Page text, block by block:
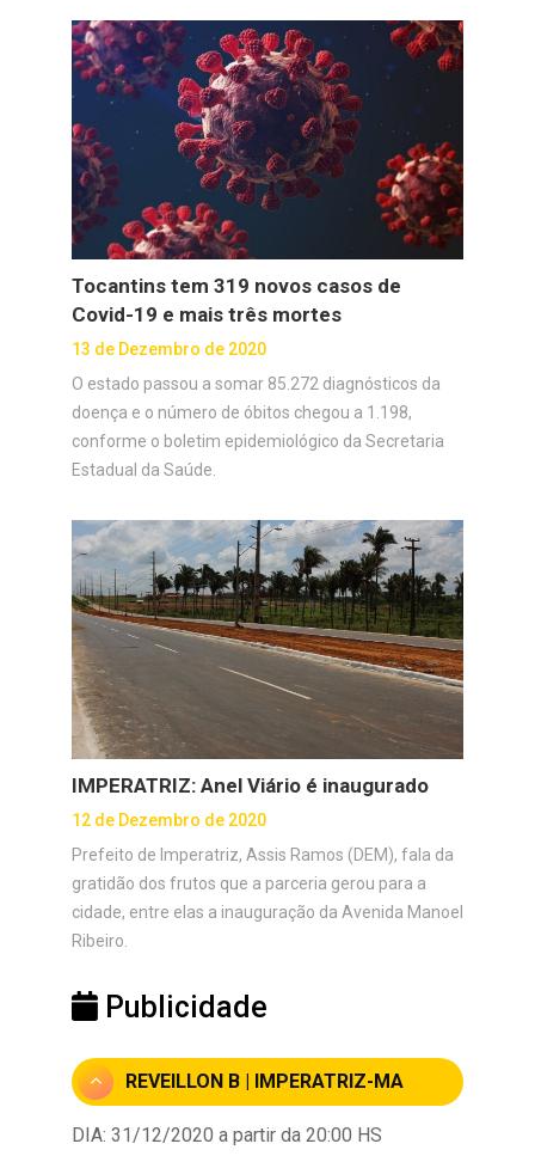
Tocantins tem 319 novos casos de
Covid-19 e mais três mortes
13 de Dezembro de 2020
O estado passou a somar 85.272 diagnósticos da
doença e o número de óbitos chegou a 1.198,
conforme o boletim epidemiológico da Secretaria
Estadual da Saúde.
IMPERATRIZ: Anel Viário é inaugurado
12 de Dezembro de 2020
Prefeito de Imperatriz, Assis Ramos (DEM), fala da
gratidão dos frutos que a parceria gerou para a
cidade, entre elas a inauguração da Avenida Manoel
Ribeiro.
Publicidade
REVEILLON B | IMPERATRIZ-MA
DIA: 31/12/2020 a partir da 20:00 HS